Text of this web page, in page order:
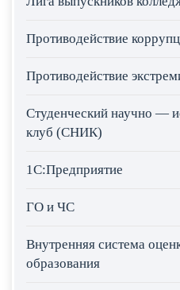
Противодействие
Противодействие
Студенческий научно —
клуб (СНИК)
1С:Предприятие
ГО и ЧС
Внутренняя система
образования